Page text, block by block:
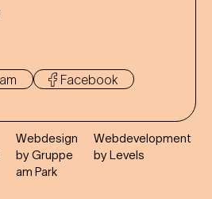
Facebook
Webdesign
by Gruppe
am Park
Webdevelopment
by Levels